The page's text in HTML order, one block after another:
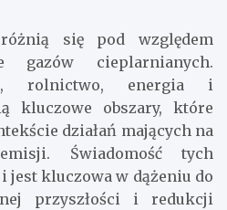
się pod względem
gazów cieplarnianych.
rolnictwo, energia i
kluczowe obszary, które
działań mających na
Świadomość tych
jest kluczowa w dążeniu do
przyszłości i redukcji